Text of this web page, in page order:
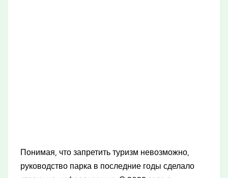
Понимая, что запретить туризм невозможно,
руководство парка в последние годы сделало